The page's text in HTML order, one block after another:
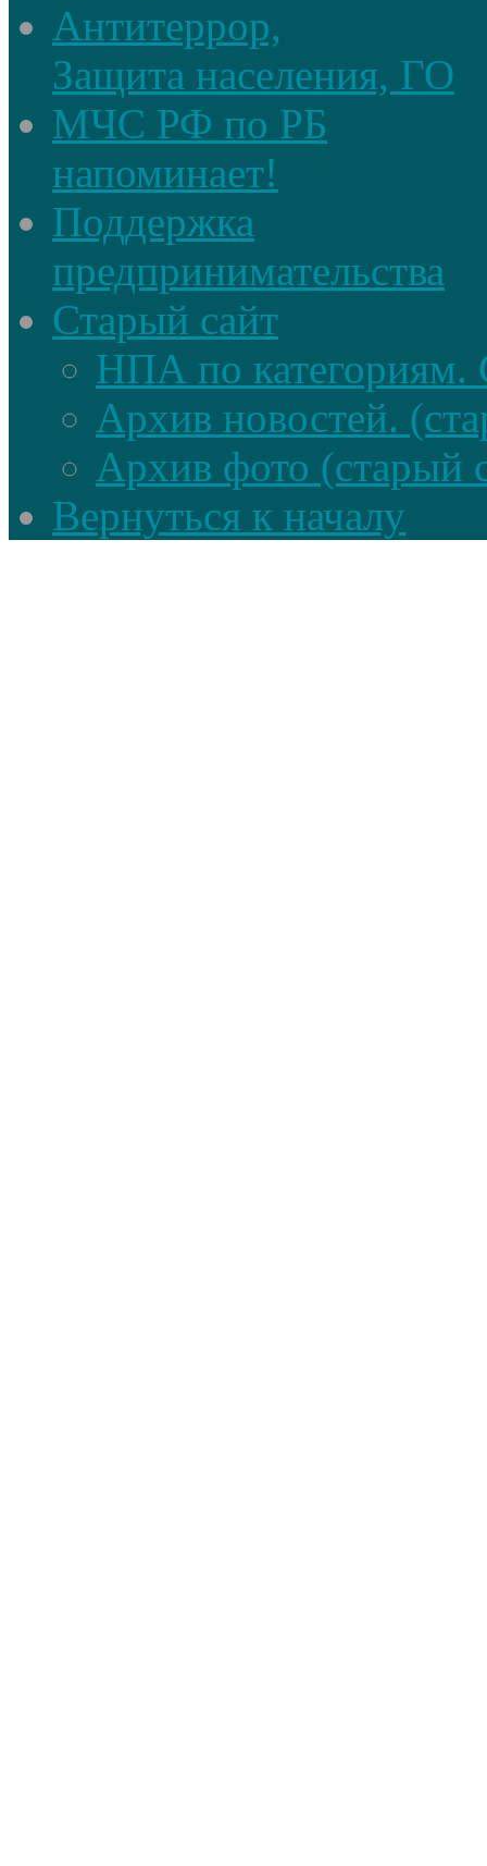
Антитеррор,
Защита населения, ГО
МЧС РФ по РБ
напоминает!
Поддержка
предпринимательства
Старый сайт
НПА по категориям.
Архив новостей.
Архив фото (старый
Вернуться к началу